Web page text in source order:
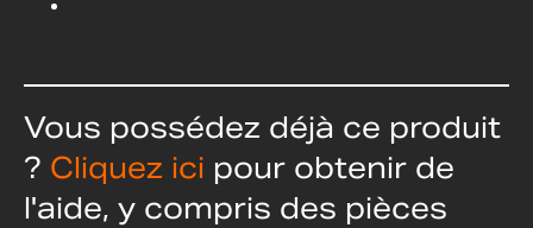
Vous possédez déjà ce produit
? Cliquez ici pour obtenir de
l'aide, y compris des pièces